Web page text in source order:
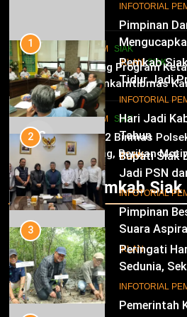
Hari Jadi
Tahun
IKLAN
12
Pimpinan
Suara
Selamat
IKLAN
13
Pemerintah
IKLAN
14
Selamat
02
HUKRIM SIAK
Dukung Program
Bhabinkamtibmas
Tinjau Tanaman
03
HUKRIM SIAK
Panit 2 Binmas
Jagung, Berikan
Pangan Nasional
Infotorial Pemkab Siak
INFOTORIAL
1
Pemkab
Tidur Jadi
dan
INFOTORIAL
2
Bupati Siak
Jadi PSN
Kesultanan
INFOTORIAL
3
Peringati
Sedunia,
Siak Cetak
Pesisir
INFOTORIAL